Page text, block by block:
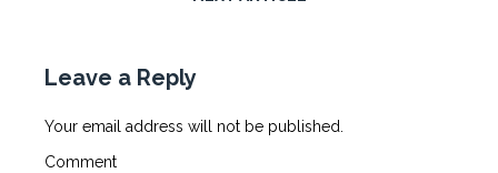
Leave a Reply
Your email address will not be published.
Comment